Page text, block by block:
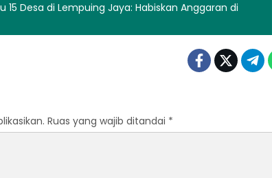
15 Desa di Lempuing Jaya: Habiskan Anggaran di
Ruas yang wajib ditandai *